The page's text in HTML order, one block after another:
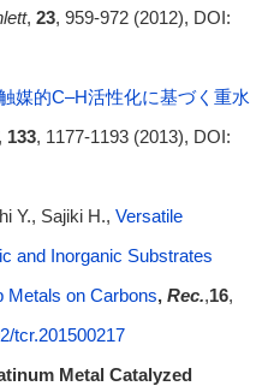
, 23, 959-972 (2012), DOI:
媒的C–H活性化に基づく重水
133, 1177-1193 (2013), DOI:
Y., Sajiki H., Versatile
and Inorganic Substrates
Metals on Carbons, Rec.,16,
tcr.201500217
Metal Catalyzed